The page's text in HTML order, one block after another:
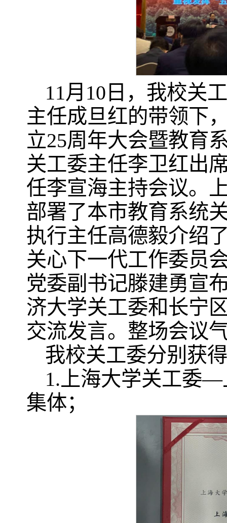
11月10日，我校关
主任成旦红的带领下
立25周年大会暨教育
关工委主任李卫红出
任李宣海主持会议。
部署了本市教育系统
执行主任高德毅介绍
关心下一代工作委员
党委副书记滕建勇宣
济大学关工委和长宁
交流发言。整场会议
我校关工委分别获
1.上海大学关工委
集体；